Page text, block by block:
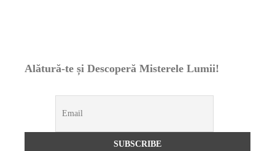
Alătură-te și Descoperă Misterele Lumii!